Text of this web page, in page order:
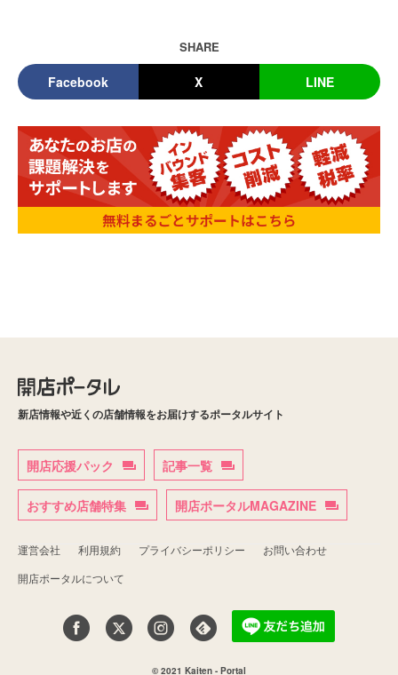
SHARE
Facebook X LINE
新店情報や近くの店舗情報をお届けするポータルサイト
開店応援パック 記事一覧
おすすめ店舗特集 開店ポータルMAGAZINE
運営会社 利用規約 プライバシーポリシー
お問い合わせ
開店ポータルについて
© 2021 Kaiten - Portal